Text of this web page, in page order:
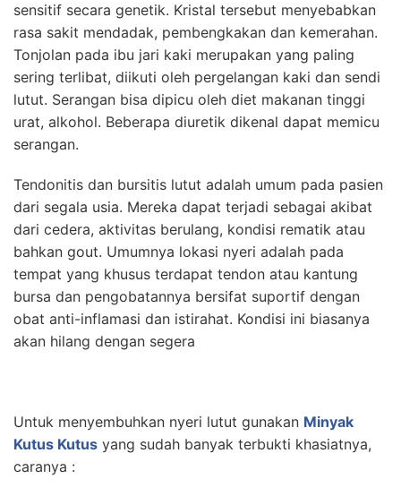
sensitif secara genetik. Kristal tersebut menyebabkan
rasa sakit mendadak, pembengkakan dan kemerahan.
Tonjolan pada ibu jari kaki merupakan yang paling
sering terlibat, diikuti oleh pergelangan kaki dan sendi
lutut. Serangan bisa dipicu oleh diet makanan tinggi
urat, alkohol. Beberapa diuretik dikenal dapat memicu
serangan.
Tendonitis dan bursitis lutut adalah umum pada pasien
dari segala usia. Mereka dapat terjadi sebagai akibat
dari cedera, aktivitas berulang, kondisi rematik atau
bahkan gout. Umumnya lokasi nyeri adalah pada
tempat yang khusus terdapat tendon atau kantung
bursa dan pengobatannya bersifat suportif dengan
obat anti-inflamasi dan istirahat. Kondisi ini biasanya
akan hilang dengan segera
Untuk menyembuhkan nyeri lutut gunakan Minyak
Kutus Kutus yang sudah banyak terbukti khasiatnya,
caranya :